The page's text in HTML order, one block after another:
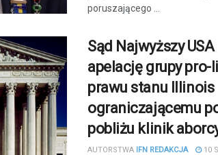
poruszającego ...
Sąd Najwyższy
apelację grupy
prawu stanu Illinois
ograniczającemu
pobliżu klinik
AUTORSTWA IFN REDAKCJA 10